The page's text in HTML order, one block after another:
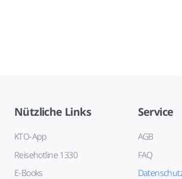
Nützliche Links
KTO-App
Reisehotline 1330
E-Books
Service
AGB
FAQ